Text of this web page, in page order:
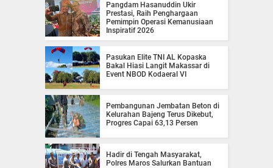
Pangdam Hasanuddin Ukir
Prestasi, Raih Penghargaan
Pemimpin Operasi Kemanusiaan
Inspiratif 2026
Pasukan Elite TNI AL Kopaska
Bakal Hiasi Langit Makassar di
Event NBOD Kodaeral VI
Pembangunan Jembatan Beton di
Kelurahan Bajeng Terus Dikebut,
Progres Capai 63,13 Persen
Hadir di Tengah Masyarakat,
Polres Maros Salurkan Bantuan